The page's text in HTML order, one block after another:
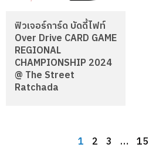
ฟิวเจอร์การ์ด บัดดี้ไฟท์
Over Drive CARD GAME
REGIONAL
CHAMPIONSHIP 2024
@ The Street
Ratchada
1 2 3 … 15